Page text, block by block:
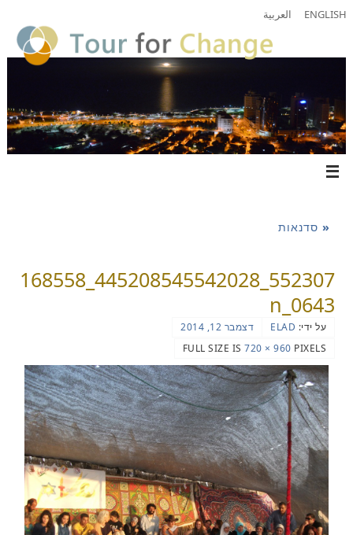
ENGLISH العربية
«סדנאות
552307_445208545542028_168558
0643_n
על ידי: ELAD
דצמבר 12, 2014
FULL SIZE IS
960 × 720 PIXELS